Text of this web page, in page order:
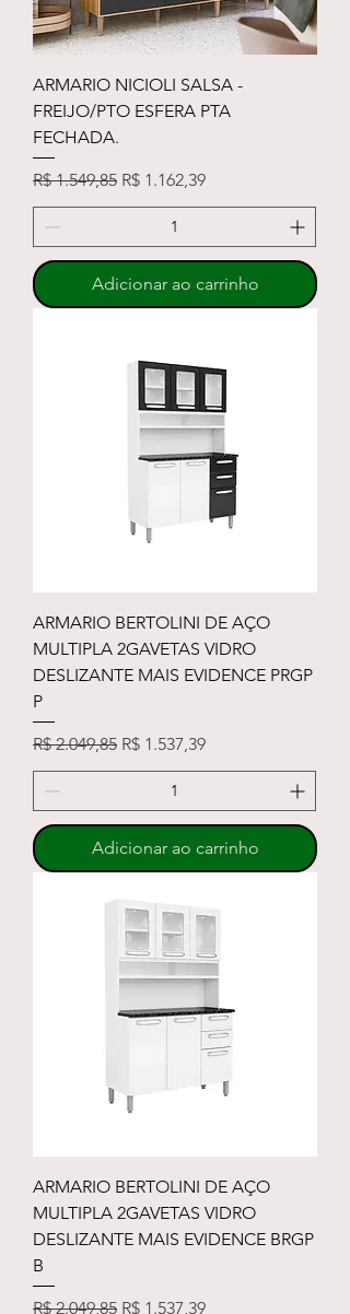
ARMARIO NICIOLI SALSA -
FREIJO/PTO ESFERA PTA
FECHADA.
Preço normal
R$ 1.549,85 Preço promocional
R$ 1.162,39
Adicionar ao carrinho
ARMARIO BERTOLINI DE AÇO
MULTIPLA 2GAVETAS VIDRO
DESLIZANTE MAIS EVIDENCE PRGP
P
Preço normal
R$ 2.049,85 Preço promocional
R$ 1.537,39
Adicionar ao carrinho
ARMARIO BERTOLINI DE AÇO
MULTIPLA 2GAVETAS VIDRO
DESLIZANTE MAIS EVIDENCE BRGP
B
Preço normal
R$ 2.049,85 Preço promocional
R$ 1.537,39